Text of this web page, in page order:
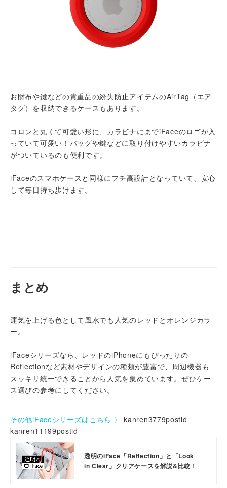
お財布や鍵などの貴重品の紛失防止アイテムのAirTag（エア
タグ）を収納できるケースもあります。
コロンと丸くて可愛い形に、カラビナにまでiFaceのロゴが入
っていて可愛い！バッグや鍵などに取り付けやすいカラビナ
がついているのも便利です。
iFaceのスマホケースと同様にフチ高設計となっていて、安心
して毎日持ち歩けます。
まとめ
運気を上げる色として風水でも人気のレッドとオレンジカラ
ー。
iFaceシリーズなら、レッドのiPhoneにもぴったりの
Reflectionなど素材やデザインの種類が豊富で、周辺機器も
スッキリ統一できることから人気を集めています。ぜひケー
ス選びの参考にしてください。
その他iFaceシリーズはこちら 〉
kanren3779postid
kanren11199postid
透明のiFace「Reflection」と「Look
in Clear」クリアケースを解説&比較！